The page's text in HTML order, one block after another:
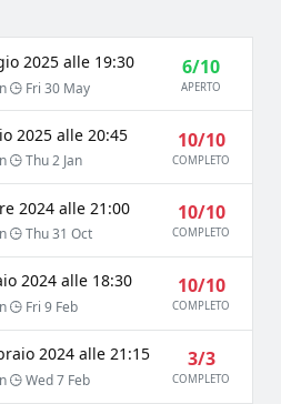
2025 alle 19:30
Fri 30 May
6/10
APERTO
2025 alle 20:45
Thu 2 Jan
10/10
COMPLETO
2024 alle 21:00
Thu 31 Oct
10/10
COMPLETO
2024 alle 18:30
Fri 9 Feb
10/10
COMPLETO
2024 alle 21:15
Wed 7 Feb
3/3
COMPLETO